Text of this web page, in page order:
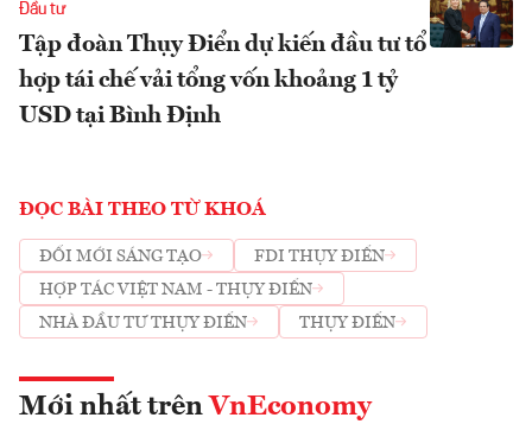
Đầu tư
Tập đoàn Thụy Điển dự kiến đầu tư tổ
hợp tái chế vải tổng vốn khoảng 1 tỷ
USD tại Bình Định
ĐỌC BÀI THEO TỪ KHOÁ
ĐỔI MỚI SÁNG TẠO
FDI THỤY ĐIỂN
HỢP TÁC VIỆT NAM - THỤY ĐIỂN
NHÀ ĐẦU TƯ THỤY ĐIỂN
THỤY ĐIỂN
Mới nhất trên VnEconomy